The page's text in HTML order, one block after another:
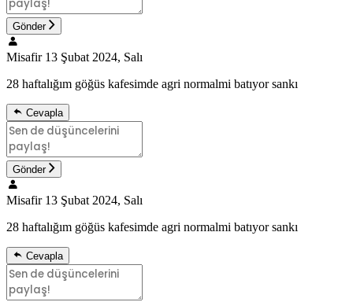
Gönder
Misafir 13 Şubat 2024, Salı
28 haftalığım göğüs kafesimde agri normalmi batıyor sankı
Cevapla
Gönder
Misafir 13 Şubat 2024, Salı
28 haftalığım göğüs kafesimde agri normalmi batıyor sankı
Cevapla